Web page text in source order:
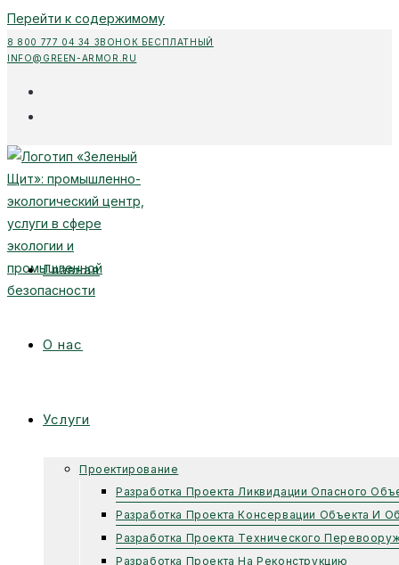
Перейти к содержимому
8 800 777 04 34 ЗВОНОК БЕСПЛАТНЫЙ
INFO@GREEN-ARMOR.RU
Главная
О нас
Услуги
Проектирование
Разработка Проекта Ликвидации Опасного
Разработка Проекта Консервации Объекта И
Разработка Проекта Технического
Разработка Проекта На Реконструкцию